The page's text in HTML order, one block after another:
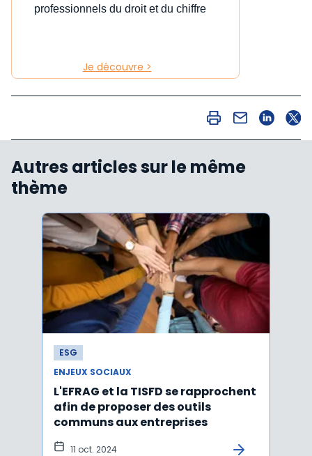
professionnels du droit et du chiffre
Je découvre >
Autres articles sur le même
thème
ESG
ENJEUX SOCIAUX
L'EFRAG et la TISFD se rapprochent
afin de proposer des outils
communs aux entreprises
11 oct. 2024